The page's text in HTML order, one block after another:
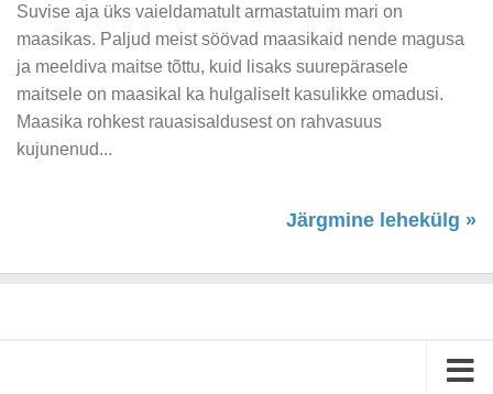
Suvise aja üks vaieldamatult armastatuim mari on
maasikas. Paljud meist söövad maasikaid nende magusa
ja meeldiva maitse tõttu, kuid lisaks suurepärasele
maitsele on maasikal ka hulgaliselt kasulikke omadusi.
Maasika rohkest rauasisaldusest on rahvasuus
kujunenud...
Järgmine lehekülg »